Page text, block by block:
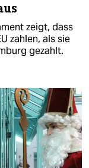
zeigt, dass
zahlen, als sie
gezahlt.